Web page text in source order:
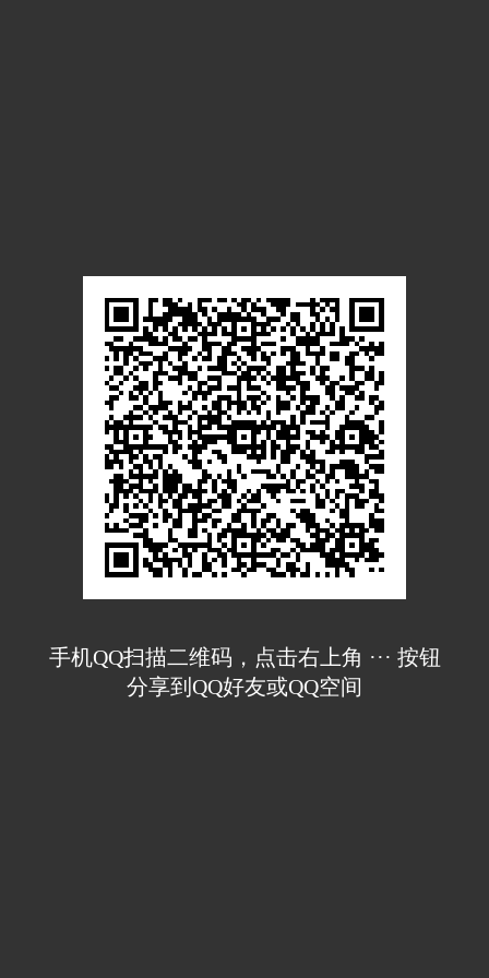
手机QQ扫描二维码，点击右上角 ··· 按钮
分享到QQ好友或QQ空间